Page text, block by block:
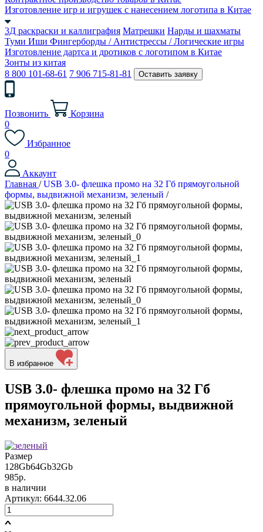
Изготовление игр и игрушек с нанесением логотипа в Китае
3Д раскраски и каллиграфия Матрешки Нарды и шахматы
Туми Иши Фингерборды / Антистрессы / Логические игры
Изготовление дартса и дротиков с логотипом в Китае
Зонты из китая
8 800 101-68-61 7 906 715-81-81 Оставить заявку
Позвонить
Корзина
0
Избранное
0
Аккаунт
Главная / USB 3.0- флешка промо на 32 Гб прямоугольной
формы, выдвижной механизм, зеленый /
В избранное
USB 3.0- флешка промо на 32 Гб
прямоугольной формы, выдвижной
механизм, зеленый
Размер
128Gb64Gb32Gb
985р.
в наличии
Артикул: 6644.32.06